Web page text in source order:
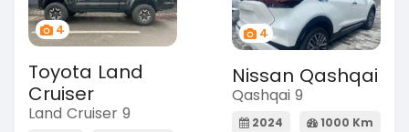
4
Toyota Land
Cruiser
Land Cruiser 9
4
Nissan Qashqai
Qashqai 9
2024
1000 Km